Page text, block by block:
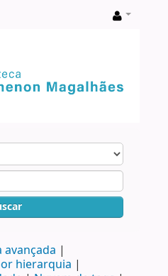
avançada
hierarquia